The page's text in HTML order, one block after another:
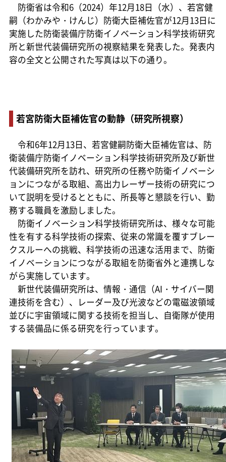
防衛省は令和6（2024）年12月18日（水）、若宮健
嗣（わかみや・けんじ）防衛大臣補佐官が12月13日に
実施した防衛装備庁防衛イノベーション科学技術研究
所と新世代装備研究所の視察結果を発表した。発表内
容の全文と公開された写真は以下の通り。
若宮防衛大臣補佐官の動静（研究所視察）
令和6年12月13日、若宮健嗣防衛大臣補佐官は、防
衛装備庁防衛イノベーション科学技術研究所及び新世
代装備研究所を訪れ、研究所の任務や防衛イノベーシ
ョンにつながる取組、高出力レーザー技術の研究につ
いて説明を受けるとともに、所長等と懇談を行い、勤
務する職員を激励しました。
防衛イノベーション科学技術研究所は、様々な可能
性を有する科学技術の探索、従来の常識を覆すブレー
クスルーへの挑戦、科学技術の迅速な活用まで、防衛
イノベーションにつながる取組を防衛省外と連携しな
がら実施しています。
新世代装備研究所は、情報・通信（AI・サイバー関
連技術を含む）、レーダー及び光波などの電磁波領域
並びに宇宙領域に関する技術を担当し、自衛隊が使用
する装備品に係る研究を行っています。